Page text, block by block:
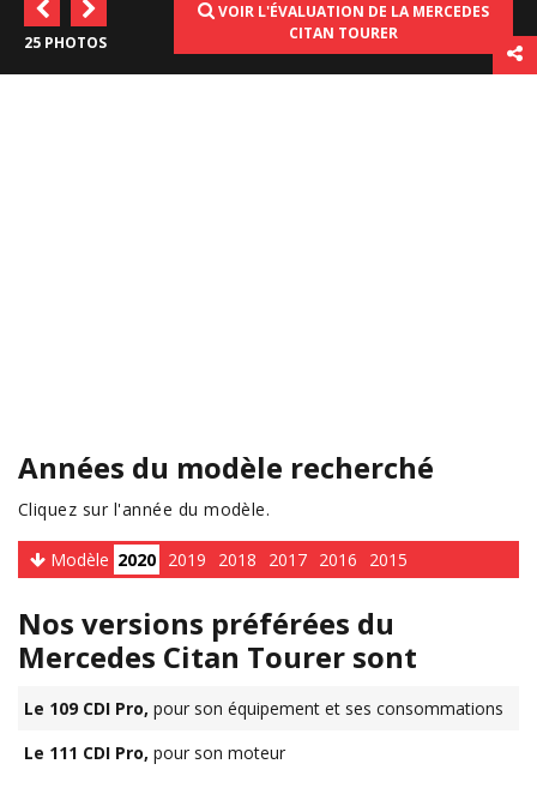
25 PHOTOS
VOIR L'ÉVALUATION DE LA MERCEDES
CITAN TOURER
Années du modèle recherché
Cliquez sur l'année du modèle.
Modèle 2020 2019 2018 2017 2016 2015
Nos versions préférées du
Mercedes Citan Tourer sont
Le 109 CDI Pro, pour son équipement et ses consommations
Le 111 CDI Pro, pour son moteur